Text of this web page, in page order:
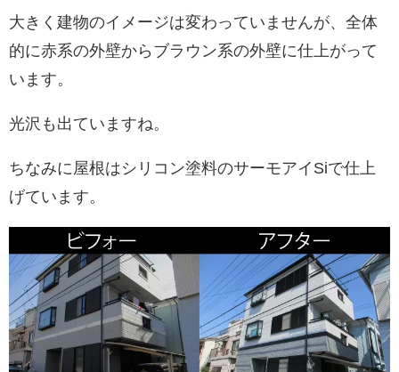
大きく建物のイメージは変わっていませんが、全体
的に赤系の外壁からブラウン系の外壁に仕上がって
います。
光沢も出ていますね。
ちなみに屋根はシリコン塗料のサーモアイSiで仕上
げています。